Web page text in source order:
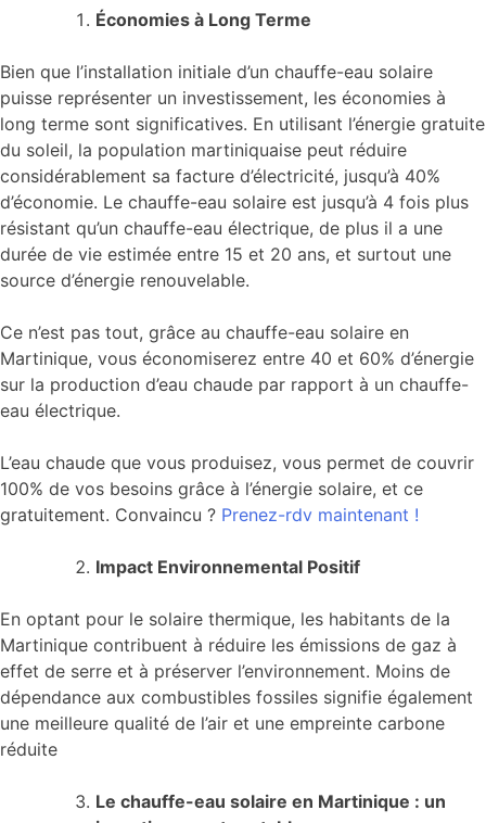
Économies à Long Terme
Bien que l’installation initiale d’un chauffe-eau solaire
puisse représenter un investissement, les économies à
long terme sont significatives. En utilisant l’énergie gratuite
du soleil, la population martiniquaise peut réduire
considérablement sa facture d’électricité, jusqu’à 40%
d’économie. Le chauffe-eau solaire est jusqu’à 4 fois plus
résistant qu’un chauffe-eau électrique, de plus il a une
durée de vie estimée entre 15 et 20 ans, et surtout une
source d’énergie renouvelable.
Ce n’est pas tout, grâce au chauffe-eau solaire en
Martinique, vous économiserez entre 40 et 60% d’énergie
sur la production d’eau chaude par rapport à un chauffe-
eau électrique.
L’eau chaude que vous produisez, vous permet de couvrir
100% de vos besoins grâce à l’énergie solaire, et ce
gratuitement. Convaincu ? Prenez-rdv maintenant !
Impact Environnemental Positif
En optant pour le solaire thermique, les habitants de la
Martinique contribuent à réduire les émissions de gaz à
effet de serre et à préserver l’environnement. Moins de
dépendance aux combustibles fossiles signifie également
une meilleure qualité de l’air et une empreinte carbone
réduite
Le chauffe-eau solaire en Martinique : un